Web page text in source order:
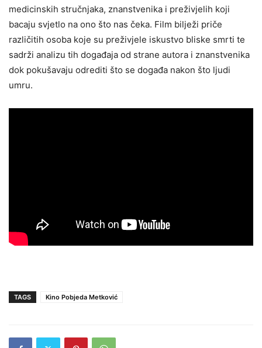
medicinskih stručnjaka, znanstvenika i preživjelih koji
bacaju svjetlo na ono što nas čeka. Film bilježi priče
različitih osoba koje su preživjele iskustvo bliske smrti te
sadrži analizu tih događaja od strane autora i znanstvenika
dok pokušavaju odrediti što se događa nakon što ljudi
umru.
TAGS Kino Pobjeda Metković